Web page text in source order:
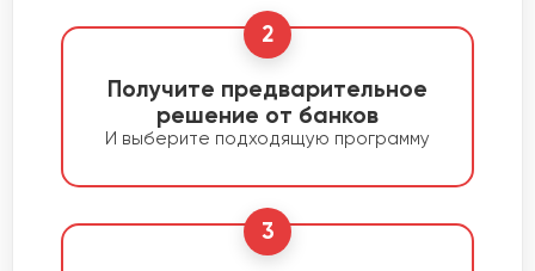
2
Получите предварительное
решение от банков
И выберите подходящую программу
3